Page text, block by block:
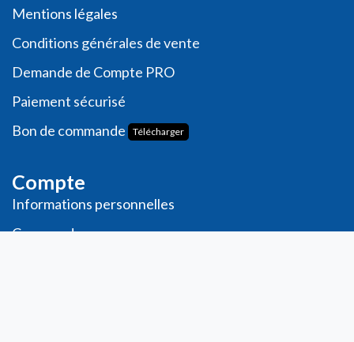
Mentions légales
Conditions générales de vente
Demande de Compte PRO
Paiement sécurisé
Bon de commande
Télécharger
Compte
Informations personnelles
Commande​s